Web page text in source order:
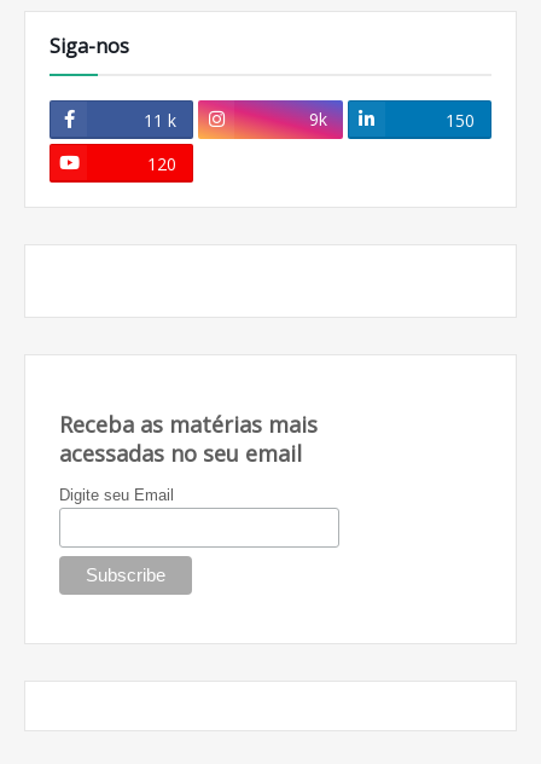
Siga-nos
11 k 9k
150
120
Receba as matérias mais
acessadas no seu email
Digite seu Email